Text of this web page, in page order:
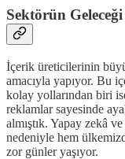
Sektörün
İçerik üreticilerinin
amacıyla yapıyor. Bu
kolay yollarından biri
reklamlar sayesinde
almıştık. Yapay zekâ
nedeniyle hem
zor günler yaşıyor.